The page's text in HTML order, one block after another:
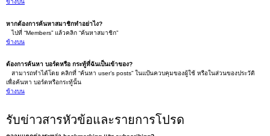
ข้างบน
หากต้องการค้นหาสมาชิกทำอย่าไง?
ไปที่ “Members” แล้วคลิก “ค้นหาสมาชิก”
ข้างบน
ต้องการค้นหา บอร์ดหรือ กระทู้ที่ฉันเป็นเข้าของ?
สามารถทำได้โดย คลิกที่ “ค้นหา user’s posts” ในแป้นควบคุมของผู้ใช้ หรือในส่วนของประวัติ
เพื่อค้นหา บอร์ดหรือกระทู้นั้น
ข้างบน
รับข่าวสารหัวข้อและรายการโปรด